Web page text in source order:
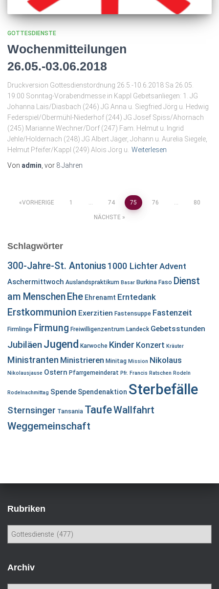
GOTTESDIENSTE
Wochenmitteilungen
26.05.-03.06.2018
Druckversion Gottesdienstordnung 26.5.-10.6.2018 Sa 26.05.
19:00 Sonntag-Vorabendmesse in Kappl Gebetsanliegen: 1. JG
Johanna Lais/Diasbach (246) JG Anna u. Siegfried Jörg u. Hedwig
Federspiel/Obermühl-Niederhof (244) JG Josef Spiss/Ahornach
(245) Marianne Wechner/Dorf (247) Fam. Helmut u. Ingrid
Jehle/Holdernach (248) JG Albert Jäger, Johann u. Aurelia Siegele,
Helmut Pfeifer/Kappl (249) Alois Jörg u. Weiterlesen
Von admin , vor 8 Jahren
Seitennummerierung
Beiträge
VORHERIGE 1 … 74 75 76 … 80
NÄCHSTE
Schlagwörter
300-Jahre-St. Antonius1000 Lichter Advent
Aschermittwoch Auslandspraktikum Basar Burkina Faso Dienst
am MenschenEhe Ehrenamt Erntedank
Erstkommunion Exerzitien Fastensuppe Fastenzeit
Firmlinge Firmung Freiwilligenzentrum Landeck Gebetsstunden
JubiläenJugend Karwoche Kinder Konzert Kräuter
Ministranten Ministrieren Minitag Mission Nikolaus
Nikolausjause Ostern Pfarrgemeinderat Pfr. Francis Ratschen Rodeln
Rodelnachmittag Spende Spendenaktion Sterbefälle
Sternsinger Tansania TaufeWallfahrt
Weggemeinschaft
Rubriken
i
k
Archiv